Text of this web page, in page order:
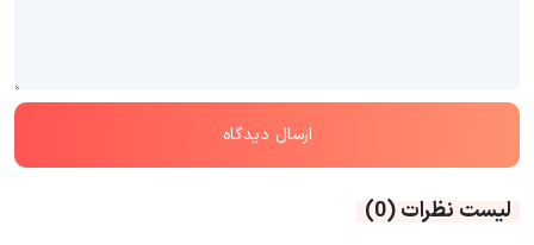
لیست نظرات(0)